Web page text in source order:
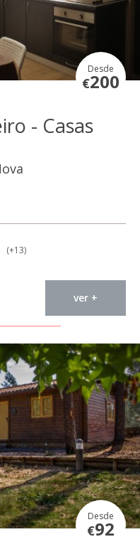
Desde
€200
- Casas
(+13)
ver +
Desde
€92